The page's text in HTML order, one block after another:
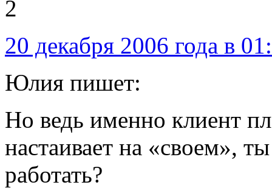
2
20 декабря 2006 года в
Юлия пишет:
Но ведь именно клиент
настаивает на «своем»,
работать?